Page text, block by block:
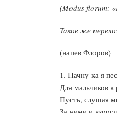
(Modus florum:
Такое же
(напев Флоров)
1. Начну-ка я
Для мальчиков к
Пусть, слушая